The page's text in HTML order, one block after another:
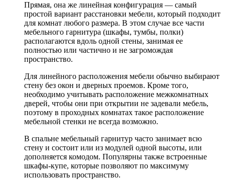
Прямая, она же линейная конфигурация — самый
простой вариант расстановки мебели, который подходит
для комнат любого размера. В этом случае все части
мебельного гарнитура (шкафы, тумбы, полки)
располагаются вдоль одной стены, занимая ее
полностью или частично и не загромождая
пространство.
Для линейного расположения мебели обычно выбирают
стену без окон и дверных проемов. Кроме того,
необходимо учитывать расположение межкомнатных
дверей, чтобы они при открытии не задевали мебель,
поэтому в проходных комнатах такое расположение
мебельной стенки не всегда возможно.
В спальне мебельный гарнитур часто занимает всю
стену и состоит или из модулей одной высоты, или
дополняется комодом. Популярны также встроенные
шкафы-купе, которые позволяют по максимуму
использовать пространство.